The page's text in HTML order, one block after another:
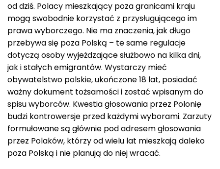
od dziś. Polacy mieszkający poza granicami kraju
mogą swobodnie korzystać z przysługującego im
prawa wyborczego. Nie ma znaczenia, jak długo
przebywa się poza Polską – te same regulacje
dotyczą osoby wyjeżdzające służbowo na kilka dni,
jak i stałych emigrantów. Wystarczy mieć
obywatelstwo polskie, ukończone 18 lat, posiadać
ważny dokument tożsamości i zostać wpisanym do
spisu wyborców. Kwestia głosowania przez Polonię
budzi kontrowersje przed każdymi wyborami. Zarzuty
formułowane są głównie pod adresem głosowania
przez Polaków, którzy od wielu lat mieszkają daleko
poza Polską i nie planują do niej wracać.